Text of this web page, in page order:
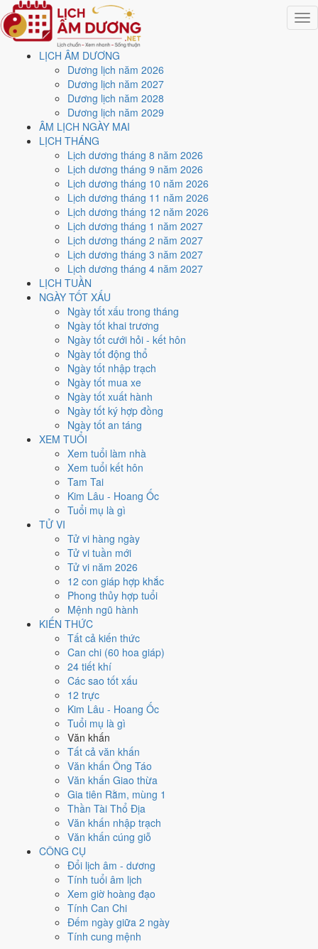
LỊCH ÂM DƯƠNG
Dương lịch năm 2026
Dương lịch năm 2027
Dương lịch năm 2028
Dương lịch năm 2029
ÂM LỊCH NGÀY MAI
LỊCH THÁNG
Lịch dương tháng 8 năm 2026
Lịch dương tháng 9 năm 2026
Lịch dương tháng 10 năm 2026
Lịch dương tháng 11 năm 2026
Lịch dương tháng 12 năm 2026
Lịch dương tháng 1 năm 2027
Lịch dương tháng 2 năm 2027
Lịch dương tháng 3 năm 2027
Lịch dương tháng 4 năm 2027
LỊCH TUẦN
NGÀY TỐT XẤU
Ngày tốt xấu trong tháng
Ngày tốt khai trương
Ngày tốt cưới hỏi - kết hôn
Ngày tốt động thổ
Ngày tốt nhập trạch
Ngày tốt mua xe
Ngày tốt xuất hành
Ngày tốt ký hợp đồng
Ngày tốt an táng
XEM TUỔI
Xem tuổi làm nhà
Xem tuổi kết hôn
Tam Tai
Kim Lâu - Hoang Ốc
Tuổi mụ là gì
TỬ VI
Tử vi hàng ngày
Tử vi tuần mới
Tử vi năm 2026
12 con giáp hợp khắc
Phong thủy hợp tuổi
Mệnh ngũ hành
KIẾN THỨC
Tất cả kiến thức
Can chi (60 hoa giáp)
24 tiết khí
Các sao tốt xấu
12 trực
Kim Lâu - Hoang Ốc
Tuổi mụ là gì
Văn khấn
Tất cả văn khấn
Văn khấn Ông Táo
Văn khấn Giao thừa
Gia tiên Rằm, mùng 1
Thần Tài Thổ Địa
Văn khấn nhập trạch
Văn khấn cúng giỗ
CÔNG CỤ
Đổi lịch âm - dương
Tính tuổi âm lịch
Xem giờ hoàng đạo
Tính Can Chi
Đếm ngày giữa 2 ngày
Tính cung mệnh
Trang chủ
Lịch năm 2026
Tháng 9/2026
Ngày 26/9/2026 (Quý Mão)
Xem ngày26/9/2026
lịch - Ngày 16/8 âm lịch
(Quý Mão) tốt hay xấu?
Ngày 26/9/2026 dương lịch (Thứ Bảy) là ngày 16/8/2026 âm lịch
Quý Mão - Can sinh Chi, Trực Phá, Sao Nữ, nạp âm Kim
Bạch Kim. Tổng hòa, đây làNgày Đại Hungvới điểm trung bình
cho các việc quan trọng. Giờ Hoàng Đạo trong ngày:
Mão, Ngọ, Mùi, Dậu
Ngày Dương
Tháng 9 năm 2026
Tháng 8 âm năm 2026
Tiết Thu Phân
Nhâm Tý
Bính Ngọ
Ngày Quý Mão có TrựcPhá(ngày phá hoại - đại hung, kỵ trăm sự)
nhưng gặp SaoMinh Đường hoàng đạo
3.0/10nên đây làNgày Đại Hung
trương, động thổ.
Mùi, Hợi, Tuấthợp ngày; tuổi
Ngày 26/9/2026 chỉ đạt3.0/10cho việc trọng đại. Có
để thay thế, xem mục xử lý bên dưới.
Ngày 26/9/2026 tốt hay xấu cho
việc gì?
Ngày 26/9/2026 đạt3.0/10trung bình cho 7 việc chính: cao nhất là
Chữa bệnh (tham khảo) (6/10)
. Trực Phá (ngày phá hoại - đại hung, kỵ trăm sự) nhưng gặp
Sao Minh Đường hoàng đạo nên điểm từng việc chênh nhau như bảng
Cưới hỏi - đính hôn
Xấu
Cưới hỏi - đính hôn hôm nay ở
Hoàng Đạo, nhưng Trực Phá và Ngày Đại Hung kéo giảm điểm.
Cách tính ngày tốt
Khai trương - mở cửa hàng
Xấu
Khai trương - mở cửa hàng hôm nay ở
Ngày Hoàng Đạo, nhưng Trực Phá và Ngày Đại Hung kéo giảm